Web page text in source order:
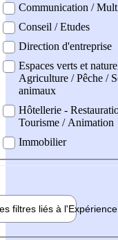
Communication /
Conseil / Etudes
Direction d'entreprise
Espaces verts et
Agriculture / Pêche /
animaux
Hôtellerie -
Tourisme / Animation
Immobilier
filtres liés à l'Expérience